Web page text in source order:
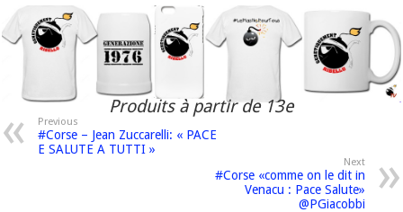
Produits à partir de 13e
Previous
#Corse – Jean Zuccarelli: « PACE
E SALUTE A TUTTI »
Next
#Corse «comme on le dit in
Venacu : Pace Salute»
@PGiacobbi